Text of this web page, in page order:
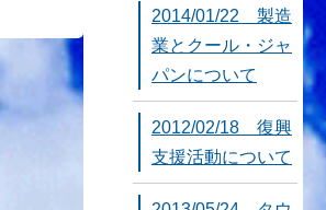
2014/01/22 製造
業とクール・ジャ
パンについて
2012/02/18 復興
支援活動について